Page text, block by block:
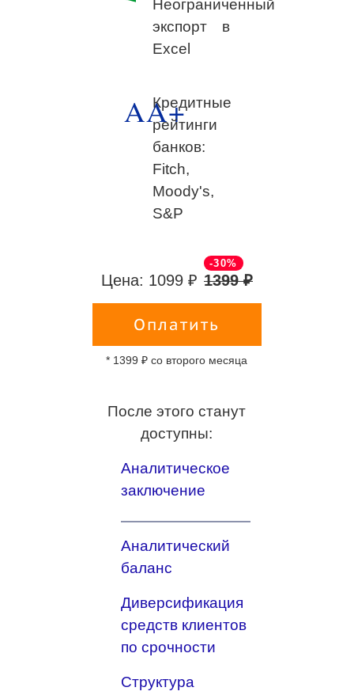
Неограниченный
экспорт в
Excel
AA+
Кредитные
рейтинги
банков:
Fitch,
Moody's,
S&P
Цена: 1099 ₽ 1399 ₽
-30%
Оплатить
* 1399 ₽ со второго месяца
После этого станут
доступны:
Аналитическое
заключение
Аналитический
баланс
Диверсификация
средств клиентов
по срочности
Структура